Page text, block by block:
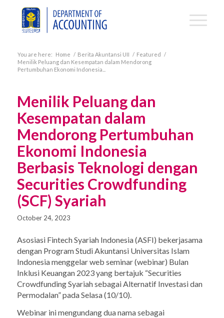
You are here: Home / Berita Akuntansi UII / Featured /
Menilik Peluang dan Kesempatan dalam Mendorong
Pertumbuhan Ekonomi Indonesia...
Menilik Peluang dan
Kesempatan dalam
Mendorong Pertumbuhan
Ekonomi Indonesia
Berbasis Teknologi dengan
Securities Crowdfunding
(SCF) Syariah
October 24, 2023
Asosiasi Fintech Syariah Indonesia (ASFI) bekerjasama
dengan Program Studi Akuntansi Universitas Islam
Indonesia menggelar web seminar (webinar) Bulan
Inklusi Keuangan 2023 yang bertajuk “Securities
Crowdfunding Syariah sebagai Alternatif Investasi dan
Permodalan” pada Selasa (10/10).
Webinar ini mengundang dua nama sebagai